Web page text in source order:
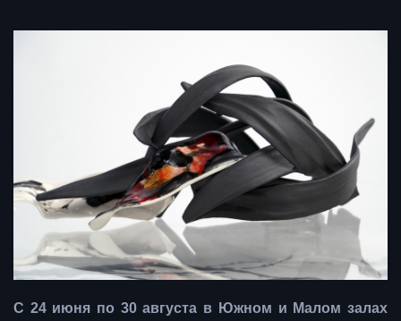
С 24 июня по 30 августа в Южном и Малом залах